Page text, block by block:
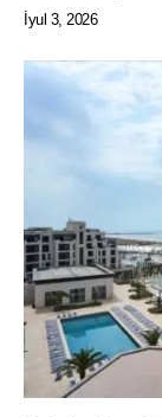
İyul 3, 2026